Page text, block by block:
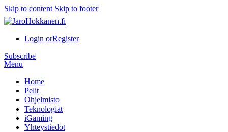
Skip to content Skip to footer
Login orRegister
Subscribe
Menu
Home
Pelit
Ohjelmisto
Teknologiat
iGaming
Yhteystiedot